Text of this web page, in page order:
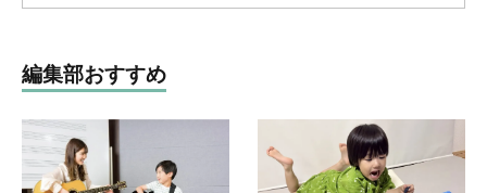
編集部おすすめ